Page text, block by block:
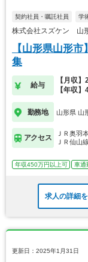
契約社員・嘱託社員 学
株式会社スズケン 山
【山形県山形
集
給与
【月収
【年収
勤務地 山形県 山
アクセス
ＪＲ奥羽
ＪＲ仙山
年収450万円以上可 車通
求人の詳細
更新日：2025年1月31日